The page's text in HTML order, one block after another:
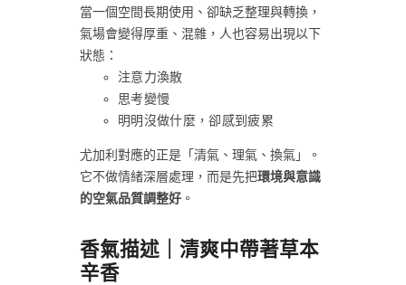
當一個空間長期使用、卻缺乏整理與轉換，
氣場會變得厚重、混雜，人也容易出現以下
狀態：
注意力渙散
思考變慢
明明沒做什麼，卻感到疲累
尤加利對應的正是「清氣、理氣、換氣」。
它不做情緒深層處理，而是先把環境與意識
的空氣品質調整好 。
香氣描述｜清爽中帶著草本
辛香